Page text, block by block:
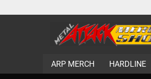
ARP MERCH HARDLINE